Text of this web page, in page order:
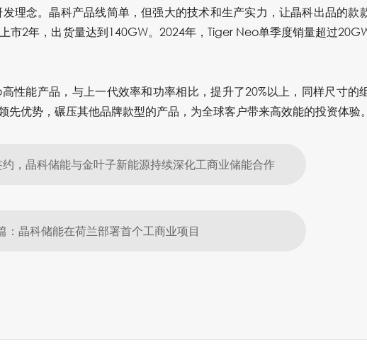
理念。晶科产品线简单，但强大的技术和生产实力，让晶科出品的款
市2年，出货量达到140GW。2024年，Tiger Neo单季度销量超过
性能产品，与上一代效率和功率相比，提升了20%以上，同样尺寸的
优势，碾压其他品牌款型的产品，为全球客户带来高效能的投资体验。
约，晶科储能与金叶子新能源持续深化工商业储能合作
：晶科储能在荷兰部署首个工商业项目